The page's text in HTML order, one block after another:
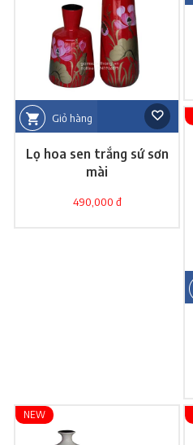
Giỏ hàng
Lọ hoa sen trắng sứ sơn
mài
490,000 đ
NEW